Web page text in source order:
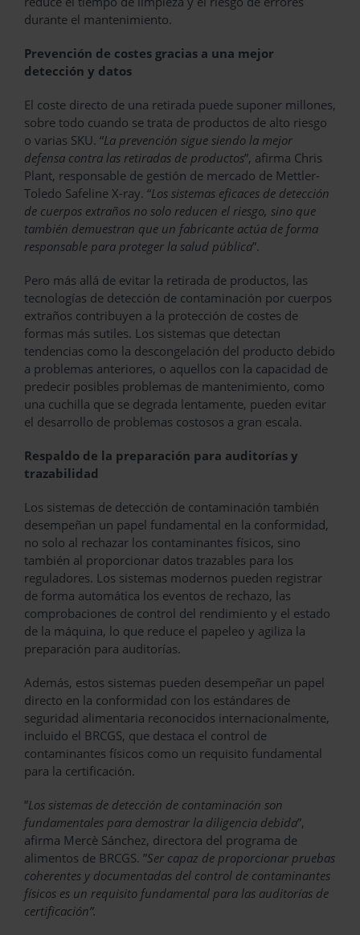
durante el mantenimiento.
Prevención de costes gracias a una mejor
detección y datos
El coste directo de una retirada puede suponer millones,
sobre todo cuando se trata de productos de alto riesgo
o varias SKU. “La prevención sigue siendo la mejor
defensa contra las retiradas de productos”, afirma Chris
Plant, responsable de gestión de mercado de Mettler-
Toledo Safeline X-ray. “Los sistemas eficaces de detección
de cuerpos extraños no solo reducen el riesgo, sino que
también demuestran que un fabricante actúa de forma
responsable para proteger la salud pública”.
Pero más allá de evitar la retirada de productos, las
tecnologías de detección de contaminación por cuerpos
extraños contribuyen a la protección de costes de
formas más sutiles. Los sistemas que detectan
tendencias como la descongelación del producto debido
a problemas anteriores, o aquellos con la capacidad de
predecir posibles problemas de mantenimiento, como
una cuchilla que se degrada lentamente, pueden evitar
el desarrollo de problemas costosos a gran escala.
Respaldo de la preparación para auditorías y
trazabilidad
Los sistemas de detección de contaminación también
desempeñan un papel fundamental en la conformidad,
no solo al rechazar los contaminantes físicos, sino
también al proporcionar datos trazables para los
reguladores. Los sistemas modernos pueden registrar
de forma automática los eventos de rechazo, las
comprobaciones de control del rendimiento y el estado
de la máquina, lo que reduce el papeleo y agiliza la
preparación para auditorías.
Además, estos sistemas pueden desempeñar un papel
directo en la conformidad con los estándares de
seguridad alimentaria reconocidos internacionalmente,
incluido el BRCGS, que destaca el control de
contaminantes físicos como un requisito fundamental
para la certificación.
”Los sistemas de detección de contaminación son
fundamentales para demostrar la diligencia debida”,
afirma Mercè Sánchez, directora del programa de
alimentos de BRCGS. ”Ser capaz de proporcionar pruebas
coherentes y documentadas del control de contaminantes
físicos es un requisito fundamental para las auditorías de
certificación”.